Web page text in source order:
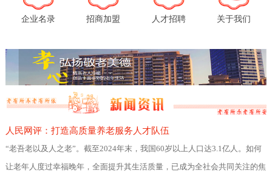
企业名录 招商加盟 人才招聘 关于我们
人民网评：打造高质量养老服务人才队伍
“老吾老以及人之老”。截至2024年末，我国60岁以上人口达3.1亿人。如何
让老年人度过幸福晚年，全面提升其生活质量，已成为全社会共同关注的焦